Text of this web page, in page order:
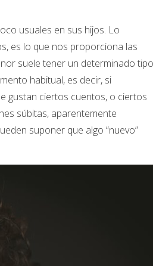
usuales en sus hijos. Lo
es lo que nos proporciona las
suele tener un determinado tipo
habitual, es decir, si
gustan ciertos cuentos, o ciertos
súbitas, aparentemente
suponer que algo “nuevo”